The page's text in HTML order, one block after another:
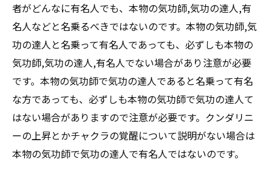
者がどんなに有名人でも、本物の気功師,気功の達人,有
名人などと名乗るべきではないのです。本物の気功師,気
功の達人と名乗って有名人であっても、必ずしも本物の
気功師,気功の達人,有名人でない場合があり注意が必要
です。本物の気功師で気功の達人であると名乗って有名
な方であっても、必ずしも本物の気功師で気功の達人て
はない場合がありますので注意が必要です。クンダリニ
ーの上昇とかチャクラの覚醒について説明がない場合は
本物の気功師で気功の達人で有名人ではないのです。